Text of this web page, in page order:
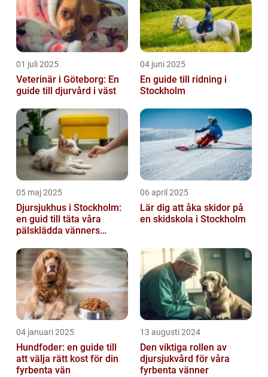
01 juli 2025
Veterinär i Göteborg: En
guide till djurvård i väst
04 juni 2025
En guide till ridning i
Stockholm
05 maj 2025
Djursjukhus i Stockholm:
en guid till täta våra
pälsklädda vänners
06 april 2025
Lär dig att åka skidor på
en skidskola i Stockholm
04 januari 2025
Hundfoder: en guide till
att välja rätt kost för din
fyrbenta vän
13 augusti 2024
Den viktiga rollen av
djursjukvård för våra
fyrbenta vänner